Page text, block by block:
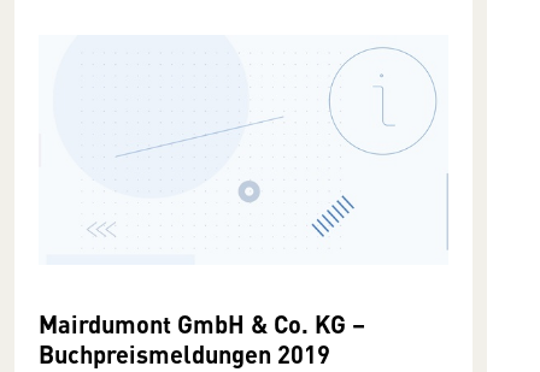
Mairdumont GmbH & Co. KG –
Buchpreismeldungen 2019